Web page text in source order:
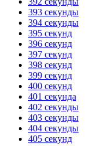
393 секунды
394 секунды
395 секунд
396 секунд
397 секунд
398 секунд
399 секунд
400 секунд
401 секунда
402 секунды
403 секунды
404 секунды
405 секунд